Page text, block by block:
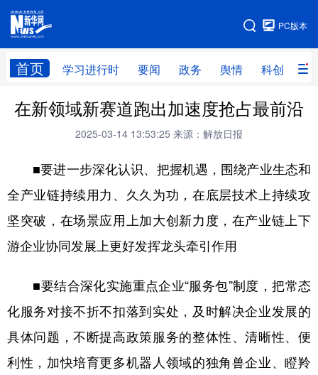
PC版本
首页 学习进行时 要闻 政务 舆情 科创 产
网站地图
首页 学习进行时 要闻 政务
科创 产经
旅游 教育 民生 文化
房产 体育 健康 图片
信息 廉政 原创 长三角频道
在新领域新赛道跑出加速度抢占最前沿
2025-03-14 13:53:25 来源：解放日报
■要进一步深化认识、把握机遇，围绕产业生态和
全产业链持续用力、久久为功，在底层技术上持续攻
坚突破，在场景应用上加大创新力度，在产业链上下
游企业协同发展上更好发挥龙头牵引作用
■要结合深化实施重点企业“服务包”制度，把常态
化服务对接不折不扣落到实处，及时解决企业发展的
具体问题，不断提高政策服务的整体性、清晰性、便
利性，加快培育更多机器人领域的独角兽企业、瞪羚